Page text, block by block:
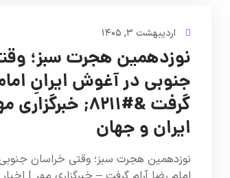
اردیبهشت ۳, ۱۴۰۵
نوزدهمین هجرت سبز؛
جنوبی در آغوش ایرانِ
گرفت &#۸۲۱۱;
ایران و جهان
نوزدهمین هجرت سبز؛ وقتی خراسان